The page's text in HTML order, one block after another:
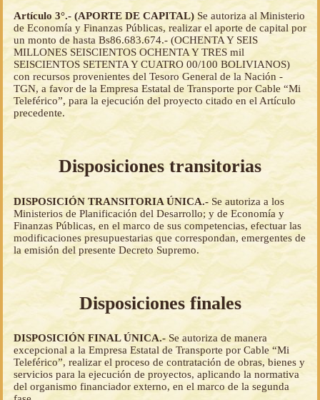
Artículo 3°.- (APORTE DE CAPITAL) Se autoriza al Ministerio
de Economía y Finanzas Públicas, realizar el aporte de capital por
un monto de hasta Bs86.683.674.- (OCHENTA Y SEIS
MILLONES SEISCIENTOS OCHENTA Y TRES mil
SEISCIENTOS SETENTA Y CUATRO 00/100 BOLIVIANOS)
con recursos provenientes del Tesoro General de la Nación -
TGN, a favor de la Empresa Estatal de Transporte por Cable “Mi
Teleférico”, para la ejecución del proyecto citado en el Artículo
precedente.
Disposiciones transitorias
DISPOSICIÓN TRANSITORIA ÚNICA.- Se autoriza a los
Ministerios de Planificación del Desarrollo; y de Economía y
Finanzas Públicas, en el marco de sus competencias, efectuar las
modificaciones presupuestarias que correspondan, emergentes de
la emisión del presente Decreto Supremo.
Disposiciones finales
DISPOSICIÓN FINAL ÚNICA.-Se autoriza de manera
excepcional a la Empresa Estatal de Transporte por Cable “Mi
Teleférico”, realizar el proceso de contratación de obras, bienes y
servicios para la ejecución de proyectos, aplicando la normativa
del organismo financiador externo, en el marco de la segunda